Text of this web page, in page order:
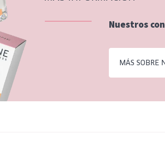
Nuestros
MÁS SOBRE